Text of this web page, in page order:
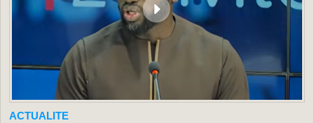
ACTUALITE